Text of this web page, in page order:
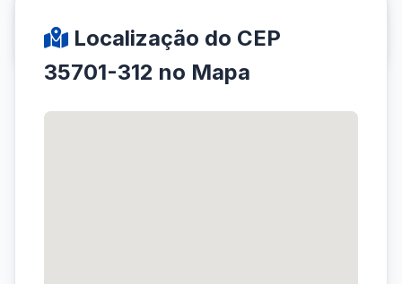
Localização do CEP
35701-312 no Mapa